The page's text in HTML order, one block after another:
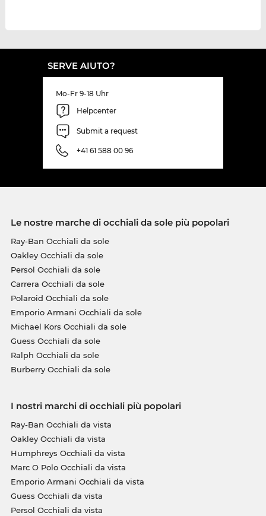
SERVE AIUTO?
Mo-Fr 9-18 Uhr
Helpcenter
Submit a request
+41 61 588 00 96
Le nostre marche di occhiali da sole più popolari
Ray-Ban Occhiali da sole
Oakley Occhiali da sole
Persol Occhiali da sole
Carrera Occhiali da sole
Polaroid Occhiali da sole
Emporio Armani Occhiali da sole
Michael Kors Occhiali da sole
Guess Occhiali da sole
Ralph Occhiali da sole
Burberry Occhiali da sole
I nostri marchi di occhiali più popolari
Ray-Ban Occhiali da vista
Oakley Occhiali da vista
Humphreys Occhiali da vista
Marc O Polo Occhiali da vista
Emporio Armani Occhiali da vista
Guess Occhiali da vista
Persol Occhiali da vista